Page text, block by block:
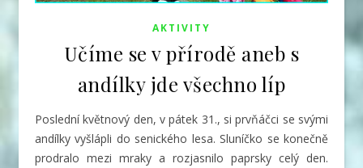
AKTIVITY
Učíme se v přírodě aneb s
andílky jde všechno líp
Poslední květnový den, v pátek 31., si prvňáčci se svými
andílky vyšlápli do senického lesa. Sluníčko se konečně
prodralo mezi mraky a rozjasnilo paprsky celý den.